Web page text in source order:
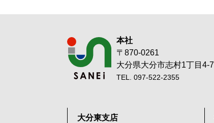
本社
〒870-0261
大分県大分市志村1丁目4-7
TEL. 097-522-2355
大分東支店